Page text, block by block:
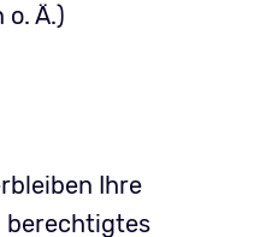
Ä.)
Ihre
berechtigtes